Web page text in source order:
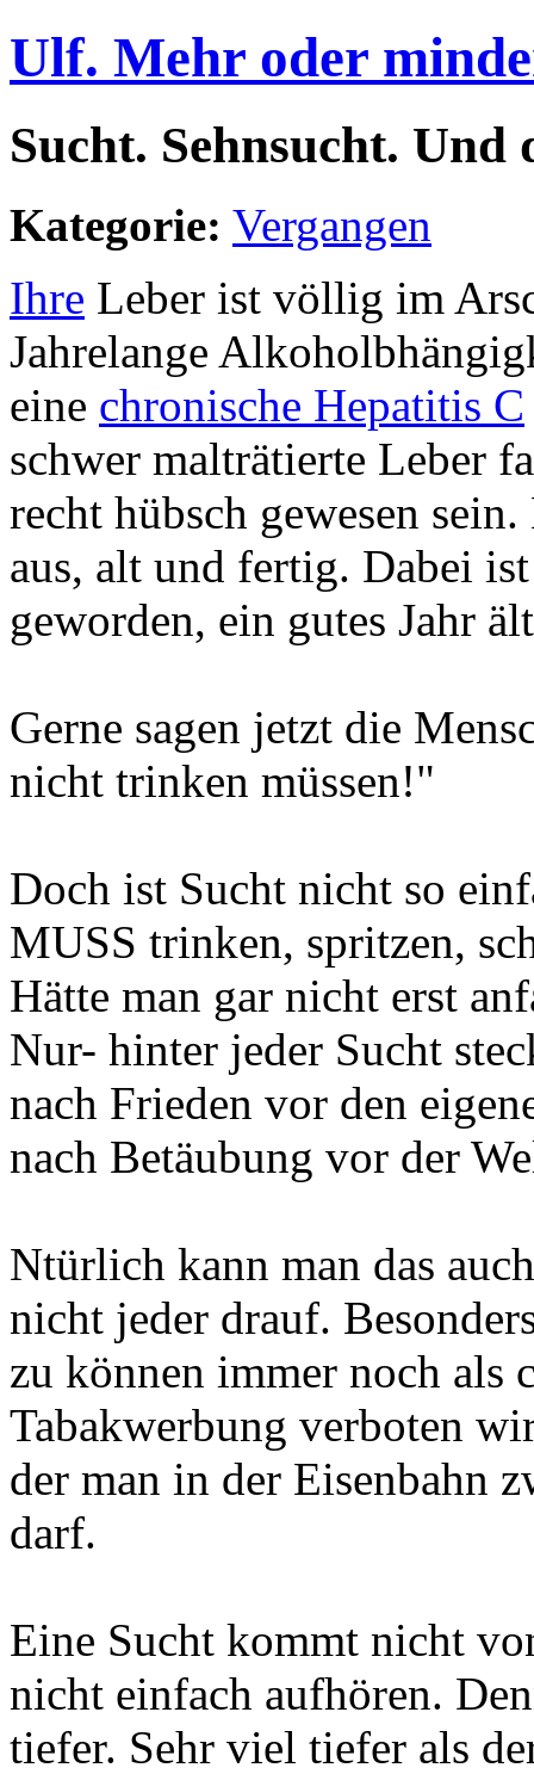
Ulf. Mehr oder
Sucht. Sehnsucht. Und
Kategorie: Vergangen
Ihre Leber ist völlig im
Jahrelange
eine chronische Hepatitis C
schwer malträtierte Leber
recht hübsch gewesen
aus, alt und fertig. Dabei
geworden, ein gutes Jahr
Gerne sagen jetzt die
nicht trinken müssen!"
Doch ist Sucht nicht so
MUSS trinken, spritzen,
Hätte man gar nicht erst
Nur- hinter jeder Sucht
nach Frieden vor den
nach Betäubung vor der
Ntürlich kann man das
nicht jeder drauf.
zu können immer noch als
Tabakwerbung verboten
der man in der Eisenbahn
darf.
Eine Sucht kommt nicht
nicht einfach aufhören.
tiefer. Sehr viel tiefer als